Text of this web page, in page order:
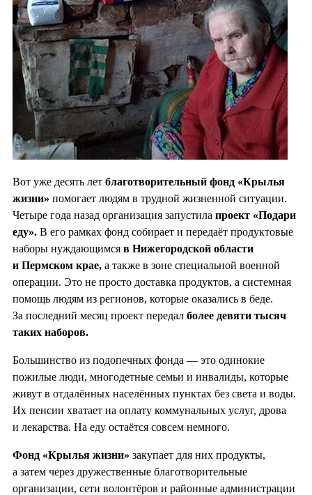
Вот уже десять лет благотворительный фонд «Крылья
жизни» помогает людям в трудной жизненной ситуации.
Четыре года назад организация запустила проект «Подари
еду». В его рамках фонд собирает и передаёт продуктовые
наборы нуждающимся в Нижегородской области
и Пермском крае, а также в зоне специальной военной
операции. Это не просто доставка продуктов, а системная
помощь людям из регионов, которые оказались в беде.
За последний месяц проект передал более девяти тысяч
таких наборов.
Большинство из подопечных фонда — это одинокие
пожилые люди, многодетные семьи и инвалиды, которые
живут в отдалённых населённых пунктах без света и воды.
Их пенсии хватает на оплату коммунальных услуг, дрова
и лекарства. На еду остаётся совсем немного.
Фонд «Крылья жизни» закупает для них продукты,
а затем через дружественные благотворительные
организации, сети волонтёров и районные администрации